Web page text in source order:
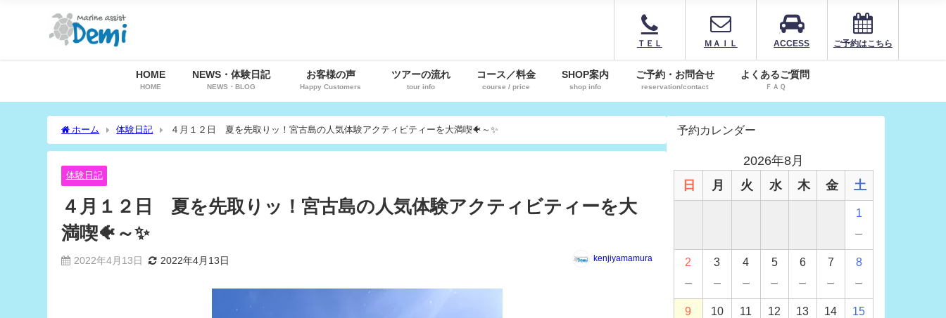
ＴＥＬ ＭＡＩＬ ACCESS ご予約はこちら
HOME
HOME
NEWS・体験日記
NEWS・BLOG
お客様の声
Happy Customers
ツアーの流れ
tour info
コース／料金
course / price
SHOP案内
shop info
ご予約・お問合せ
reservation/contact
よくあるご質問
ＦＡＱ
ホーム 体験日記 ４月１２日 夏を先取りッ！宮古島の人気体験アクティビティーを大満喫🐠～✨
体験日記
４月１２日 夏を先取りッ！宮古島の人気体験アクティビティーを大
満喫🐠～✨
2022年4月13日 2022年4月13日 kenjiyamamura
予約カレンダー
2026年8月
日
月 火 水 木 金 土
1
－
2
－
3
－
4
－
5
－
6
－
7
－
8
－
9 10 11 12 13 14 15